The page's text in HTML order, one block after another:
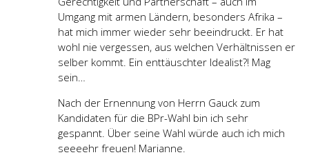
Umgang mit armen Ländern, besonders Afrika –
hat mich immer wieder sehr beeindruckt. Er hat
wohl nie vergessen, aus welchen Verhältnissen er
selber kommt. Ein enttäuschter Idealist?! Mag
sein…
Nach der Ernennung von Herrn Gauck zum
Kandidaten für die BPr-Wahl bin ich sehr
gespannt. Über seine Wahl würde auch ich mich
seeeehr freuen! Marianne.